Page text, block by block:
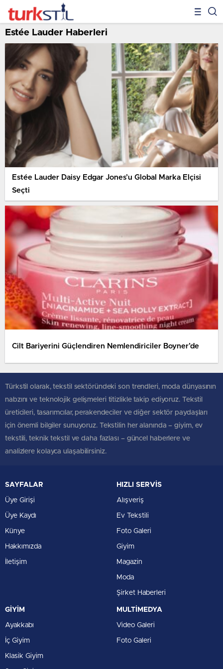
Estée Lauder Haberleri
Estée Lauder Daisy Edgar Jones’u Global Marka Elçisi
Seçti
Cilt Bariyerini Güçlendiren Nemlendiriciler Boyner’de
Türkstil olarak, tekstil sektöründeki son trendleri, moda dünyasının
nabzını ve teknolojik gelişmeleri titizlikle takip ediyoruz. Tekstil
üreticileri, tasarımcılar, perakendeciler ve diğer sektör paydaşları
için önemli bilgiler sunuyoruz. Tekstilin her alanında – giyim, ev
tekstili, teknik tekstil ve daha fazlası – güncel haberlere ve
analizlere kolayca ulaşabilirsiniz.
SAYFALAR
Üye Girişi
Üye Kaydı
Künye
Hakkımızda
İletişim
HIZLI SERVİS
Alışveriş
Ev Tekstili
Foto Galeri
Giyim
Magazin
Moda
Şirket Haberleri
GİYİM
Ayakkabı
İç Giyim
Klasik Giyim
MULTİMEDYA
Video Galeri
Foto Galeri